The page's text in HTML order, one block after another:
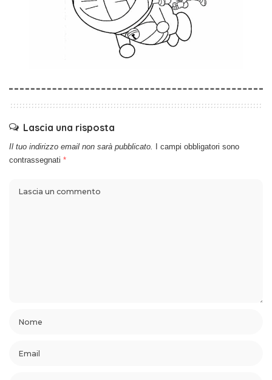
Lascia una risposta
Il tuo indirizzo email non sarà pubblicato. I campi obbligatori sono
contrassegnati *